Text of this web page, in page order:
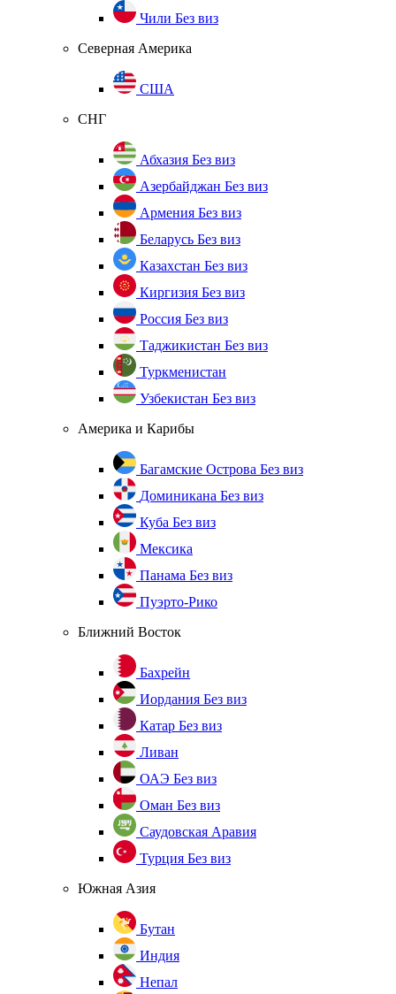
Чили Без виз
Северная Америка
США
СНГ
Абхазия Без виз
Азербайджан Без виз
Армения Без виз
Беларусь Без виз
Казахстан Без виз
Киргизия Без виз
Россия Без виз
Таджикистан Без виз
Туркменистан
Узбекистан Без виз
Америка и Карибы
Багамские Острова Без виз
Доминикана Без виз
Куба Без виз
Мексика
Панама Без виз
Пуэрто-Рико
Ближний Восток
Бахрейн
Иордания Без виз
Катар Без виз
Ливан
ОАЭ Без виз
Оман Без виз
Саудовская Аравия
Турция Без виз
Южная Азия
Бутан
Индия
Непал